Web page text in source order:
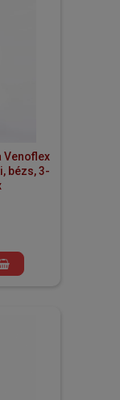
Venoflex
bézs, 3-